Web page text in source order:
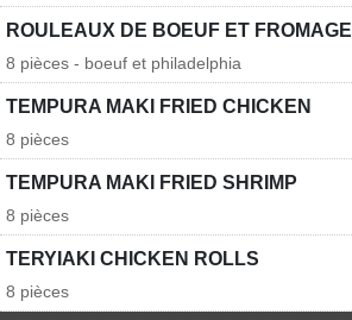
ROULEAUX DE BOEUF ET FROMAGE
8 pièces - boeuf et philadelphia
TEMPURA MAKI FRIED CHICKEN
8 pièces
TEMPURA MAKI FRIED SHRIMP
8 pièces
TERYIAKI CHICKEN ROLLS
8 pièces